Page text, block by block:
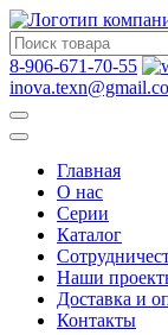
8-906-671-70-55
Главная
О нас
Серии
Каталог
Наши
Доставка и
Контакты